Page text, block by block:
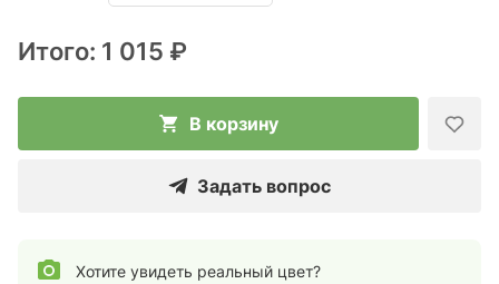
Итого: 1 015 ₽
В корзину
Задать вопрос
Хотите увидеть реальный цвет?